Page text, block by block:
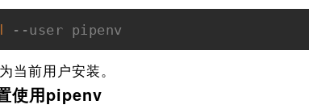
--user pipenv
前用户安装。
用pipenv